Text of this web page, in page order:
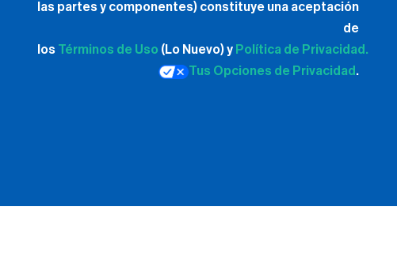
las partes y componentes) constituye una aceptación
de
los Términos de Uso (Lo Nuevo) y Política de Privacidad.
Tus Opciones de Privacidad .